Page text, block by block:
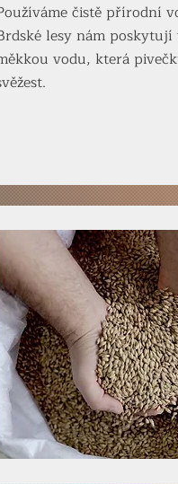
čistě přírodní
lesy nám
vodu, která